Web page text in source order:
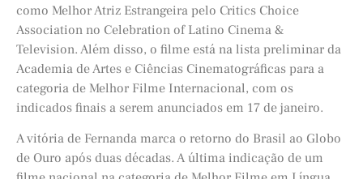
como Melhor Atriz Estrangeira pelo Critics Choice
Association no Celebration of Latino Cinema &
Television. Além disso, o filme está na lista preliminar da
Academia de Artes e Ciências Cinematográficas para a
categoria de Melhor Filme Internacional, com os
indicados finais a serem anunciados em 17 de janeiro.
A vitória de Fernanda marca o retorno do Brasil ao Globo
de Ouro após duas décadas. A última indicação de um